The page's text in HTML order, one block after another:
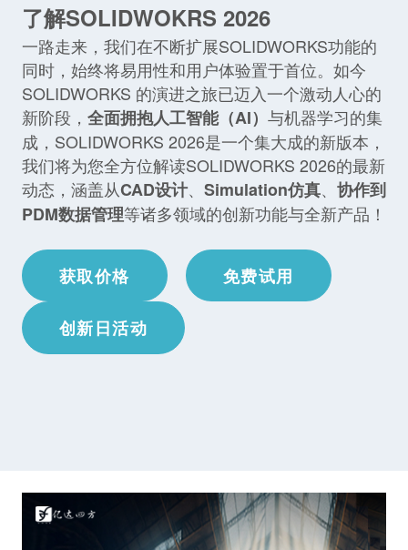
了解SOLIDWOKRS 2026
一路走来，我们在不断扩展SOLIDWORKS功能的
同时，始终将易用性和用户体验置于首位。如今
SOLIDWORKS 的演进之旅已迈入一个激动人心的
新阶段， 全面拥抱人工智能（AI） 与机器学习的集
成，SOLIDWORKS 2026是一个集大成的新版本，
我们将为您全方位解读SOLIDWORKS 2026的最新
动态，涵盖从CAD设计、 Simulation仿真、 协作到
PDM数据管理等诸多领域的创新功能与全新产品！
获取价格 免费试用
创新日活动